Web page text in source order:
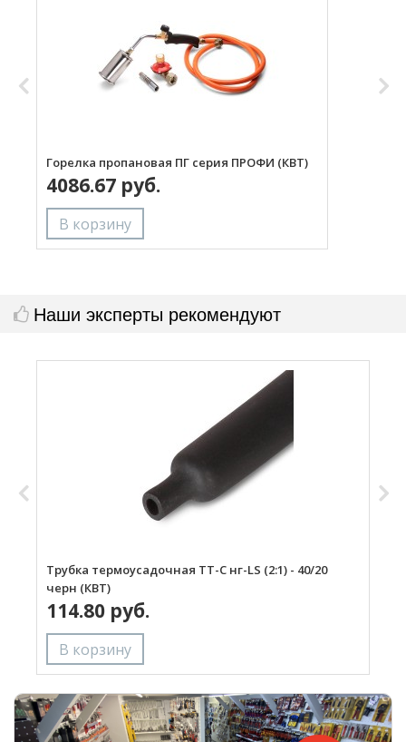
Горелка пропановая ПГ серия ПРОФИ (КВТ)
4086.67 руб.
Наши эксперты рекомендуют
Трубка термоусадочная ТТ-С нг-LS (2:1) - 40/20
черн (КВТ)
114.80 руб.